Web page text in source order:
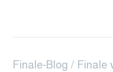
Finale-Blog
Finale